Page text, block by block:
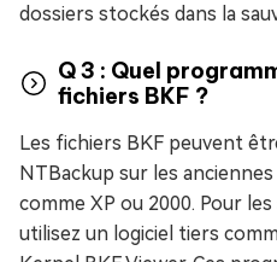
dossiers stockés dans la
Q 3 : Quel
fichiers BKF ?
Les fichiers BKF peuvent
NTBackup sur les
comme XP ou 2000. Pour
utilisez un logiciel tiers